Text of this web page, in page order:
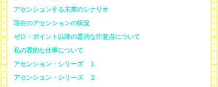
アセンションする未来のシナリオ
現在のアセンションの状況
ゼロ・ポイント以降の霊的な注意点について
私の霊的な仕事について
アセンション・シリーズ １
アセンション・シリーズ ２